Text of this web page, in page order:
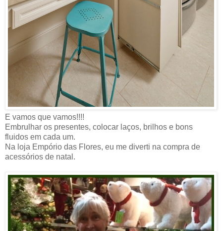
E vamos que vamos!!!!
Embrulhar os presentes, colocar laços, brilhos e bons
fluidos em cada um.
Na loja Empório das Flores, eu me diverti na compra de
acessórios de natal.